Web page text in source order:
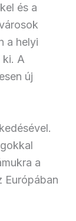
és a
a helyi
ki. A
új
a
Európában